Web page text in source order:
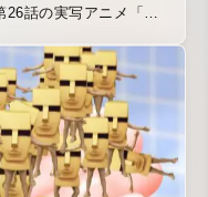
26話の実写アニメ「メ
クターで、実写アニ
コラボレーション！